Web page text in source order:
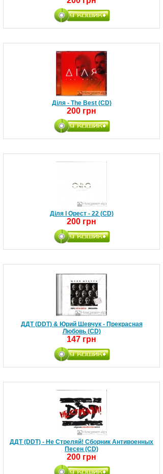
Діля - The Best (CD)
200 грн
Діля І Орест - 22 (CD)
200 грн
ДДТ (DDT) & Юрий Шевчук - Прекрасная
Любовь (CD)
147 грн
ДДТ (DDT) - Не Стреляй! Сборник Антивоенных
Песен (CD)
200 грн